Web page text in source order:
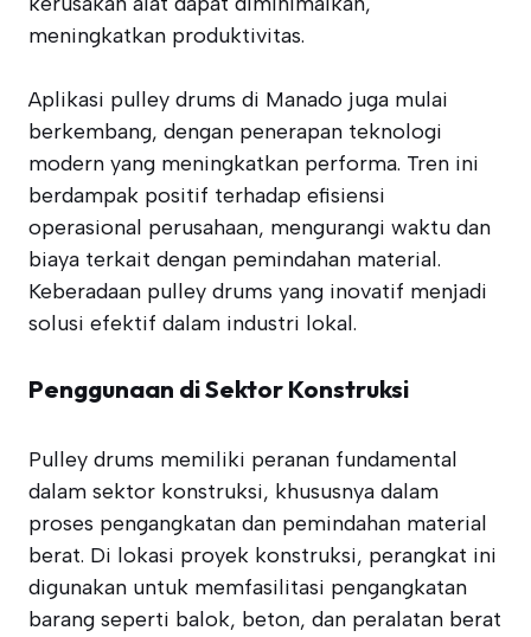
meningkatkan produktivitas.
Aplikasi pulley drums di Manado juga mulai
berkembang, dengan penerapan teknologi
modern yang meningkatkan performa. Tren ini
berdampak positif terhadap efisiensi
operasional perusahaan, mengurangi waktu dan
biaya terkait dengan pemindahan material.
Keberadaan pulley drums yang inovatif menjadi
solusi efektif dalam industri lokal.
Penggunaan di Sektor Konstruksi
Pulley drums memiliki peranan fundamental
dalam sektor konstruksi, khususnya dalam
proses pengangkatan dan pemindahan material
berat. Di lokasi proyek konstruksi, perangkat ini
digunakan untuk memfasilitasi pengangkatan
barang seperti balok, beton, dan peralatan berat